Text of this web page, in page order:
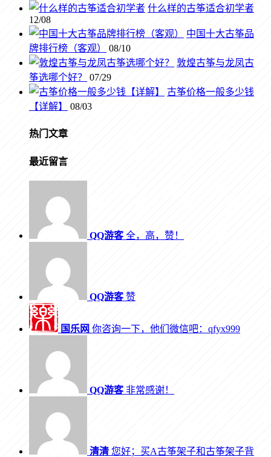
什么样的古筝适合初学者
12/08
中国十大古筝品
牌排行榜（客观）
08/10
敦煌古筝与龙凤古
筝选哪个好？
07/29
古筝价格一般多少钱
【详解】
08/03
热门文章
最近留言
QQ游客全，高，赞！
QQ游客赞
国乐网 你咨询一下，他们微信吧：qfyx999
QQ游客非常感谢！
清清 您好；买A古筝架子和古筝架子背